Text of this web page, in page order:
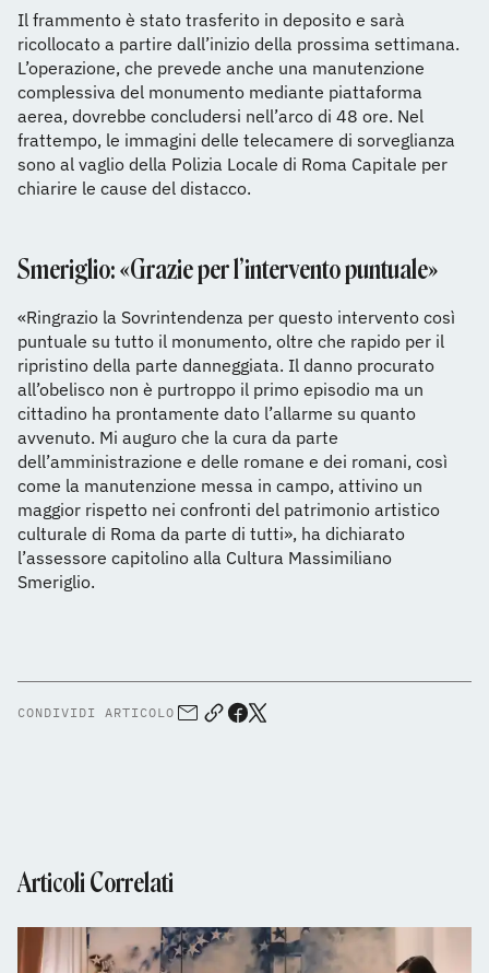
Il frammento è stato trasferito in deposito e sarà
ricollocato a partire dall’inizio della prossima settimana.
L’operazione, che prevede anche una manutenzione
complessiva del monumento mediante piattaforma
aerea, dovrebbe concludersi nell’arco di 48 ore. Nel
frattempo, le immagini delle telecamere di sorveglianza
sono al vaglio della Polizia Locale di Roma Capitale per
chiarire le cause del distacco.
Smeriglio: «Grazie per l’intervento puntuale»
«Ringrazio la Sovrintendenza per questo intervento così
puntuale su tutto il monumento, oltre che rapido per il
ripristino della parte danneggiata. Il danno procurato
all’obelisco non è purtroppo il primo episodio ma un
cittadino ha prontamente dato l’allarme su quanto
avvenuto. Mi auguro che la cura da parte
dell’amministrazione e delle romane e dei romani, così
come la manutenzione messa in campo, attivino un
maggior rispetto nei confronti del patrimonio artistico
culturale di Roma da parte di tutti», ha dichiarato
l’assessore capitolino alla Cultura Massimiliano
Smeriglio.
CONDIVIDI ARTICOLO
Articoli Correlati